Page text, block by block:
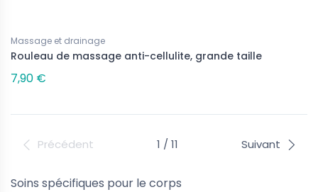
Soins spécifiques pour le corps
Massage et drainage
Rouleau de massage anti-cellulite, grande taille
7,90 €
Précédent 1 / 11 Suivant